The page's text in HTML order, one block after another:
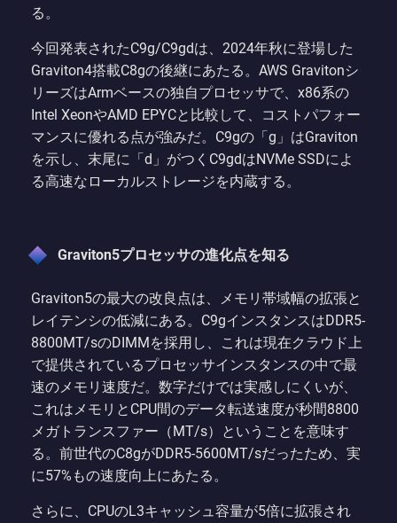
る。
今回発表されたC9g/C9gdは、2024年秋に登場した
Graviton4搭載C8gの後継にあたる。AWS Gravitonシ
リーズはArmベースの独自プロセッサで、x86系の
Intel XeonやAMD EPYCと比較して、コストパフォー
マンスに優れる点が強みだ。C9gの「g」はGraviton
を示し、末尾に「d」がつくC9gdはNVMe SSDによ
る高速なローカルストレージを内蔵する。
Graviton5プロセッサの進化点を知る
Graviton5の最大の改良点は、メモリ帯域幅の拡張と
レイテンシの低減にある。C9gインスタンスはDDR5-
8800MT/sのDIMMを採用し、これは現在クラウド上
で提供されているプロセッサインスタンスの中で最
速のメモリ速度だ。数字だけでは実感しにくいが、
これはメモリとCPU間のデータ転送速度が秒間8800
メガトランスファー（MT/s）ということを意味す
る。前世代のC8gがDDR5-5600MT/sだったため、実
に57%もの速度向上にあたる。
さらに、CPUのL3キャッシュ容量が5倍に拡張され